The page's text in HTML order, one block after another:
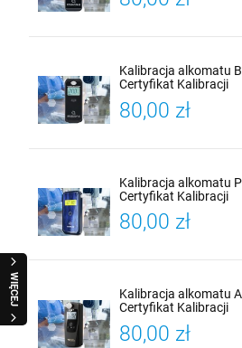
WIĘCEJ
Kalibracja alkomatu
Certyfikat Kalibracji
80,00 zł
Kalibracja alkomatu
Certyfikat Kalibracji
80,00 zł
Kalibracja alkomatu
Certyfikat Kalibracji
80,00 zł